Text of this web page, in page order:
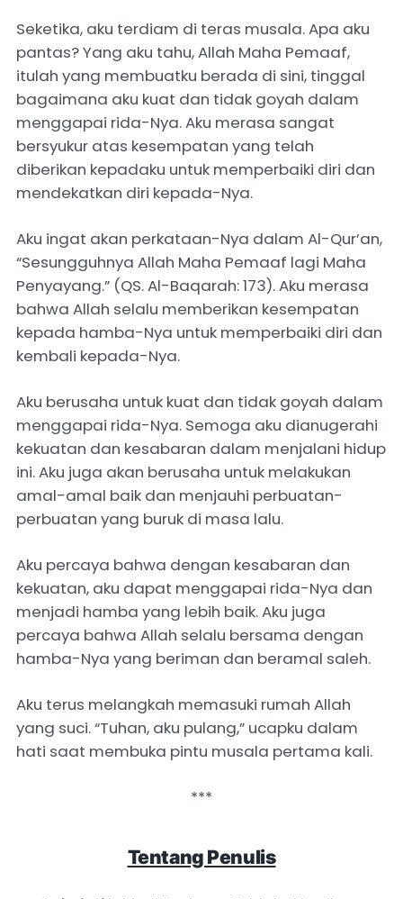
Seketika, aku terdiam di teras musala. Apa aku
pantas? Yang aku tahu, Allah Maha Pemaaf,
itulah yang membuatku berada di sini, tinggal
bagaimana aku kuat dan tidak goyah dalam
menggapai rida-Nya. Aku merasa sangat
bersyukur atas kesempatan yang telah
diberikan kepadaku untuk memperbaiki diri dan
mendekatkan diri kepada-Nya.
Aku ingat akan perkataan-Nya dalam Al-Qur’an,
“Sesungguhnya Allah Maha Pemaaf lagi Maha
Penyayang.” (QS. Al-Baqarah: 173). Aku merasa
bahwa Allah selalu memberikan kesempatan
kepada hamba-Nya untuk memperbaiki diri dan
kembali kepada-Nya.
Aku berusaha untuk kuat dan tidak goyah dalam
menggapai rida-Nya. Semoga aku dianugerahi
kekuatan dan kesabaran dalam menjalani hidup
ini. Aku juga akan berusaha untuk melakukan
amal-amal baik dan menjauhi perbuatan-
perbuatan yang buruk di masa lalu.
Aku percaya bahwa dengan kesabaran dan
kekuatan, aku dapat menggapai rida-Nya dan
menjadi hamba yang lebih baik. Aku juga
percaya bahwa Allah selalu bersama dengan
hamba-Nya yang beriman dan beramal saleh.
Aku terus melangkah memasuki rumah Allah
yang suci. “Tuhan, aku pulang,” ucapku dalam
hati saat membuka pintu musala pertama kali.
***
Tentang Penulis